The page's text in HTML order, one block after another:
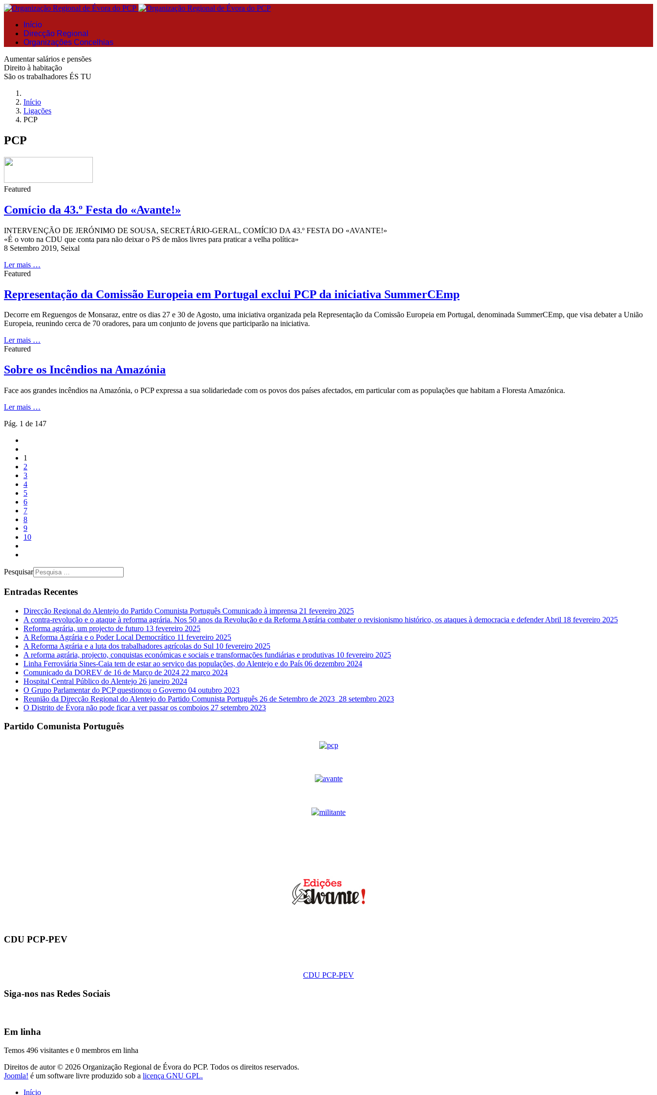
Início
Direcção Regional
Organizações Concelhias
Aumentar salários e pensões
Direito à habitação
São os trabalhadores ÉS TU
Início
Ligações
PCP
PCP
Featured
Comício da 43.º Festa do «Avante!»
INTERVENÇÃO DE JERÓNIMO DE SOUSA, SECRETÁRIO-GERAL, COMÍCIO DA 43.º FESTA DO «AVANTE!»
«É o voto na CDU que conta para não deixar o PS de mãos livres para praticar a velha política»
8 Setembro 2019, Seixal
Ler mais …
Featured
Representação da Comissão Europeia em Portugal exclui PCP da iniciativa SummerCEmp
Decorre em Reguengos de Monsaraz, entre os dias 27 e 30 de Agosto, uma iniciativa organizada pela Representação da Comissão Europeia em Portugal, denominada SummerCEmp, que visa debater a União
Europeia, reunindo cerca de 70 oradores, para um conjunto de jovens que participarão na iniciativa.
Ler mais …
Featured
Sobre os Incêndios na Amazónia
Face aos grandes incêndios na Amazónia, o PCP expressa a sua solidariedade com os povos dos países afectados, em particular com as populações que habitam a Floresta Amazónica.
Ler mais …
Pág. 1 de 147
1
2
3
4
5
6
7
8
9
10
Pesquisar
Entradas Recentes
Direcção Regional do Alentejo do Partido Comunista Português Comunicado à imprensa 21 fevereiro 2025
A contra-revolução e o ataque à reforma agrária. Nos 50 anos da Revolução e da Reforma Agrária combater o revisionismo histórico, os ataques à democracia e defender Abril 18 fevereiro 2025
Reforma agrária, um projecto de futuro 13 fevereiro 2025
A Reforma Agrária e o Poder Local Democrático 11 fevereiro 2025
A Reforma Agrária e a luta dos trabalhadores agrícolas do Sul 10 fevereiro 2025
A reforma agrária, projecto, conquistas económicas e sociais e transformações fundiárias e produtivas 10 fevereiro 2025
Linha Ferroviária Sines-Caia tem de estar ao serviço das populações, do Alentejo e do País 06 dezembro 2024
Comunicado da DOREV de 16 de Março de 2024 22 março 2024
Hospital Central Público do Alentejo 26 janeiro 2024
O Grupo Parlamentar do PCP questionou o Governo 04 outubro 2023
Reunião da Direcção Regional do Alentejo do Partido Comunista Português 26 de Setembro de 2023 28 setembro 2023
O Distrito de Évora não pode ficar a ver passar os comboios 27 setembro 2023
Partido Comunista Português
CDU PCP-PEV
CDU PCP-PEV
Siga-nos nas Redes Sociais
Em linha
Temos 496 visitantes e 0 membros em linha
Direitos de autor © 2026 Organização Regional de Évora do PCP. Todos os direitos reservados.
Joomla! é um software livre produzido sob a licença GNU GPL.
Início